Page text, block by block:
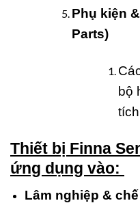
Phụ kiện
Parts)
bộ
Thiết bị Finna
ứng dụng vào:
Lâm nghiệp &